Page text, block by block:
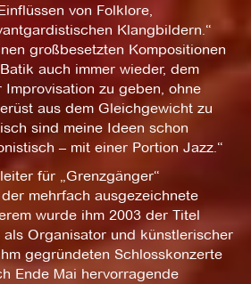
von Folklore,
Klangbildern.“
großbesetzten Kompositionen
auch immer wieder, dem
Improvisation zu geben, ohne
aus dem Gleichgewicht zu
sind meine Ideen schon
– mit einer Portion Jazz.“
für „Grenzgänger“
mehrfach ausgezeichnete
wurde ihm 2003 der Titel
als Organisator und künstlerischer
gegründeten Schlosskonzerte
Ende Mai hervorragende